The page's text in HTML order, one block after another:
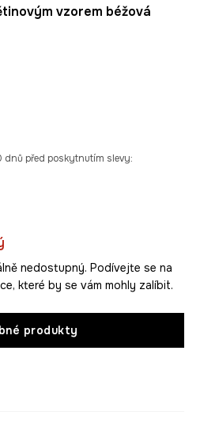
vzorem béžová
dnů před poskytnutím slevy:
nedostupný. Podívejte se na
které by se vám mohly zalíbit.
produkty